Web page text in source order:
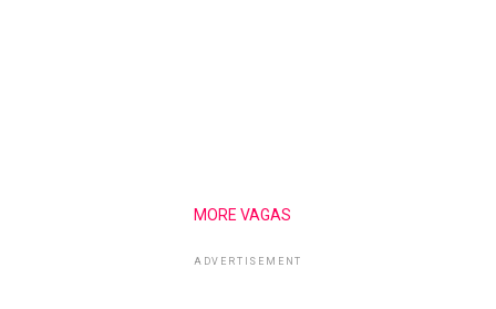
MORE VAGAS
ADVERTISEMENT